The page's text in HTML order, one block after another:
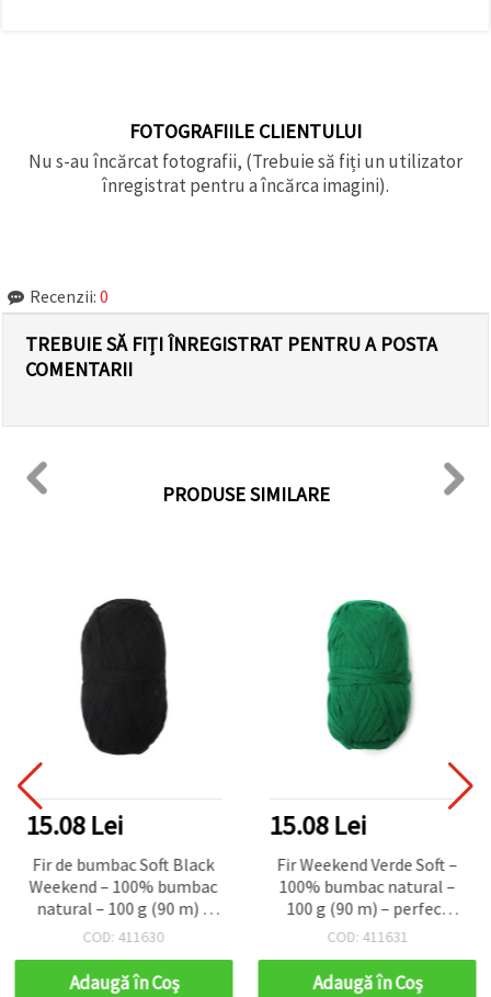
FOTOGRAFIILE CLIENTULUI
Nu s-au încărcat fotografii, (Trebuie să fiți un utilizator
înregistrat pentru a încărca imagini).
Recenzii: 0
TREBUIE SĂ FIȚI ÎNREGISTRAT PENTRU A POSTA
COMENTARII
PRODUSE SIMILARE
15.08 Lei
Fir de bumbac Soft Black
Weekend – 100% bumbac
natural – 100 g (90 m) –
perfect pentru tricotat
proiecte DIY creative
COD: 411630
Adaugă în Coş
15.08 Lei
Fir Weekend Verde Soft –
100% bumbac natural –
100 g (90 m) – perfect
pentru tricotat, croșetat
COD: 411631
Adaugă în Coş